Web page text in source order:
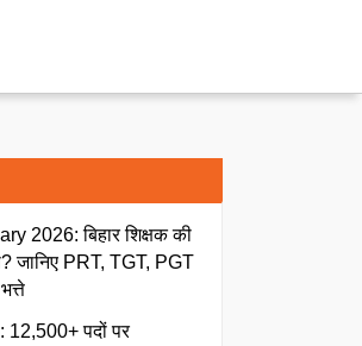
2026: बिहार शिक्षक की
जानिए PRT, TGT, PGT
12,500+ पदों पर